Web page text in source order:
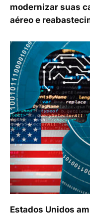
modernizar suas
aéreo e
Estados Unidos